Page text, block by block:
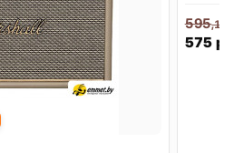
575р.
595,13